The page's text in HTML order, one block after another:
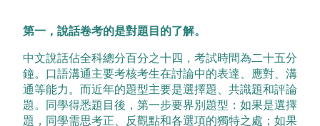
第一， 說話卷考的是對題目的了解。
中文說話佔全科總分百分之十四，考試時間為二十五分
鐘。口語溝通主要考核考生在討論中的表達、應對、溝
通等能力。而近年的題型主要是選擇題、共識題和評論
題。同學得悉題目後，第一步要界別題型：如果是選擇
題，同學需思考正、反觀點和各選項的獨特之處；如果